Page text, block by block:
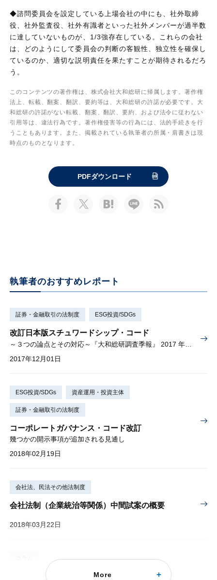
◆諮問委員会を設定している上場会社の中にも、社外取締
役、社外監査役、社外有識者といった社外メンバーが過半数
に達していないものが、1/3強存在している。これらの会社
は、どのようにして委員会の判断の客観性、独立性を確保し
ているのか、適切な説明責任を果たすことが期待されるだろ
う。
このコンテンツの著作権は、株式会社大和総研に帰属します。著作権
法上、転載、翻案、翻訳、要約等は、大和総研の許諾が必要です。大
和総研の許諾がない転載、翻案、翻訳、要約、および法令に従わない
引用等は、違法行為です。著作権侵害等の行為には、法的手続きを行
うこともあります。また、掲載されている執筆者の所属・肩書きは現
時点のものとなります。
PDFダウンロード
執筆者のおすすめレポート
証券・金融取引の法制度 ESG投資/SDGs
改訂日本版スチュワードシップ・コード
2017年12月01日
ESG投資/SDGs 資産運用・投資主体
証券・金融取引の法制度
コーポレートガバナンス・コード改訂
幾つかの開示事項が追加される見通し
2018年02月19日
会社法、民法その他法制度
会社法制（企業統治等関係）中間試案の概要
2018年03月22日
新しいぶどう酒は、新しい革袋に
More